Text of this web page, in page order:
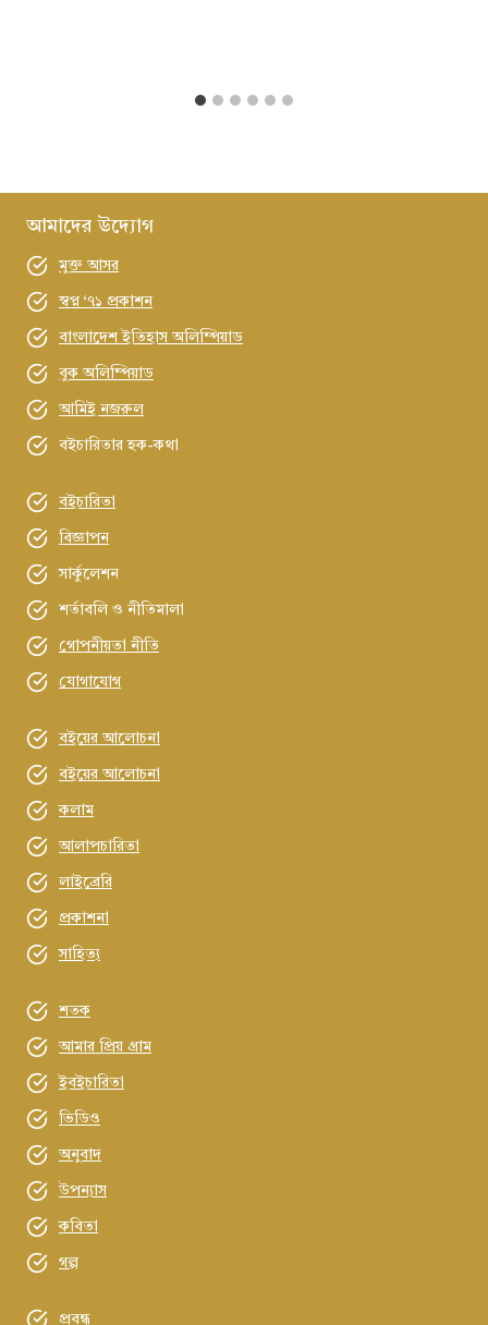
আমাদের উদ্যোগ
মুক্ত আসর
স্বপ্ন ‘৭১ প্রকাশন
বাংলাদেশ ইতিহাস অলিম্পিয়াড
বুক অলিম্পিয়াড
আমিই নজরুল
বইচারিতার হক-কথা
বইচারিতা
বিজ্ঞাপন
সার্কুলেশন
শর্তাবলি ও নীতিমালা
গোপনীয়তা নীতি
যোগাযোগ
বইয়ের আলোচনা
বইয়ের আলোচনা
কলাম
আলাপচারিতা
লাইব্রেরি
প্রকাশনা
সাহিত্য
শতক
আমার প্রিয় গ্রাম
ইবইচারিতা
ভিডিও
অনুবাদ
উপন্যাস
কবিতা
গল্প
প্রবন্ধ